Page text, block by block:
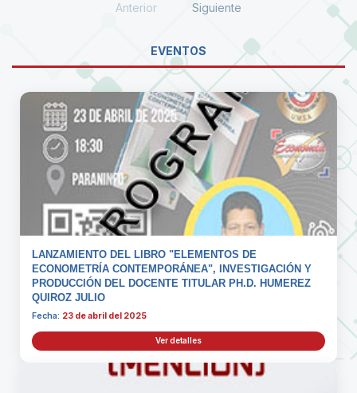
Anterior Siguiente
EVENTOS
LANZAMIENTO DEL LIBRO "ELEMENTOS DE
ECONOMETRÍA CONTEMPORÁNEA", INVESTIGACIÓN Y
PRODUCCIÓN DEL DOCENTE TITULAR PH.D. HUMEREZ
QUIROZ JULIO
Fecha: 23 de abril del 2025
Ver detalles